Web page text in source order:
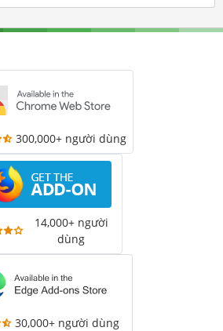
300,000+ người dùng
14,000+ người
dùng
30,000+ người dùng